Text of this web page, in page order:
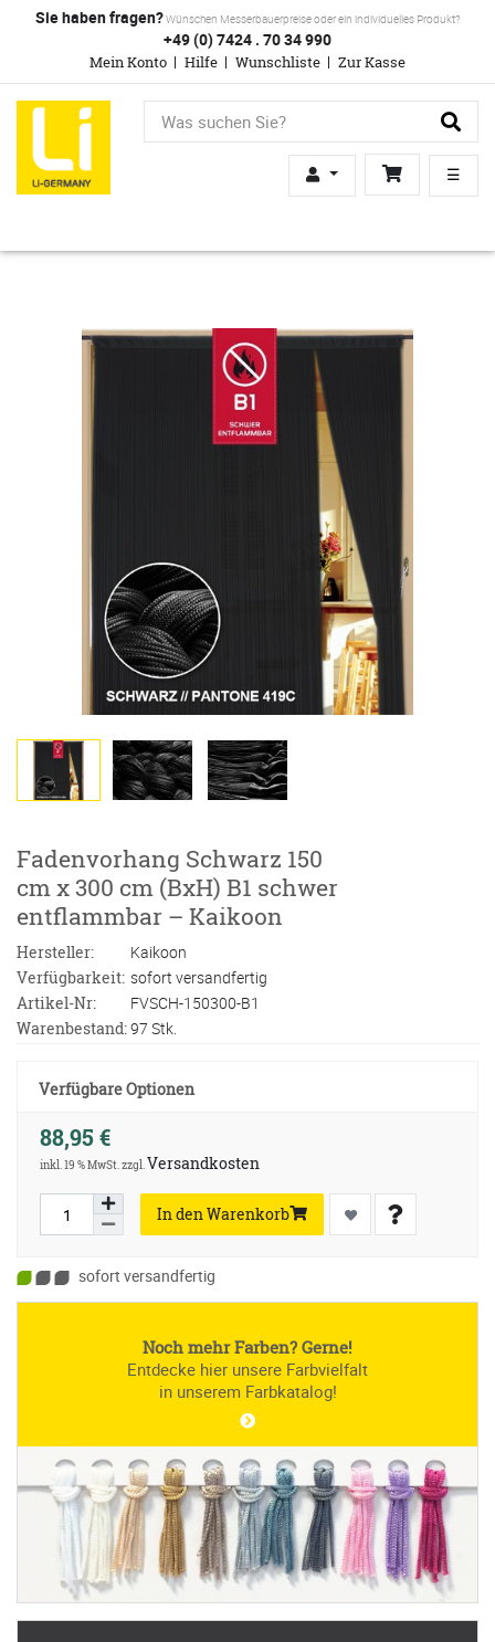
Sie haben fragen?Wünschen Messerbauerpreise oder ein individuelles Produkt?
+49 (0) 7424 . 70 34 990
Mein Konto Hilfe Wunschliste Zur Kasse
☰
Fadenvorhang Schwarz 150
cm x 300 cm (BxH) B1 schwer
entflammbar – Kaikoon
Hersteller:
Kaikoon
Verfügbarkeit: sofort versandfertig
Artikel-Nr:
FVSCH-150300-B1
Warenbestand:97 Stk.
Verfügbare Optionen
88,95 €
inkl. 19 % MwSt. zzgl.Versandkosten
In den Warenkorb
sofort versandfertig
Noch mehr Farben? Gerne!
Entdecke hier unsere Farbvielfalt
in unserem Farbkatalog!